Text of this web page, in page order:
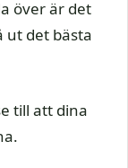
över är det
ut det bästa
till att dina